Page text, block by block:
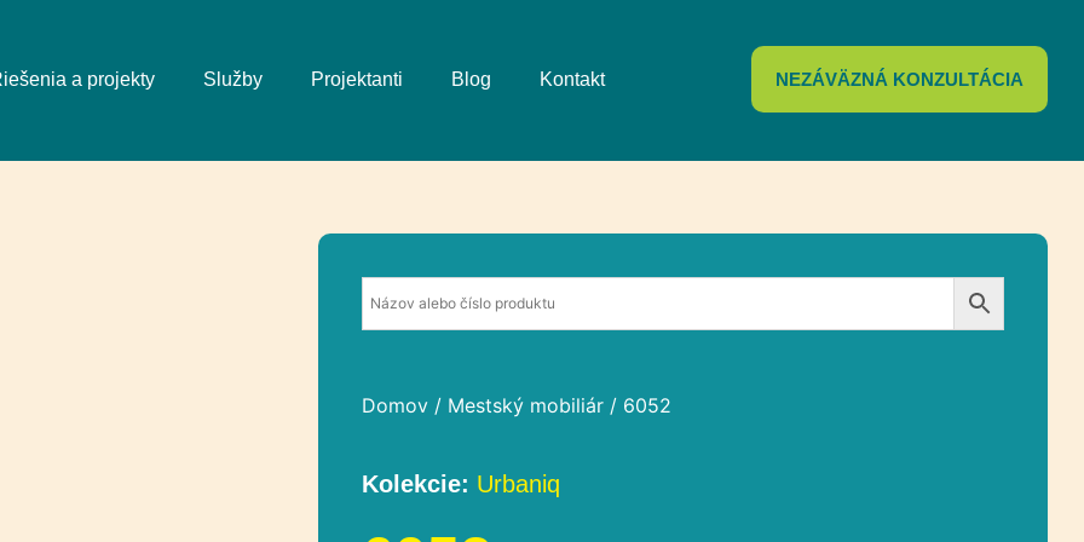
a projekty Služby Projektanti Blog Kontakt NEZÁVÄZNÁ KONZULTÁCIA
Domov/ Mestský mobiliár/ 6052
Kolekcie: Urbaniq